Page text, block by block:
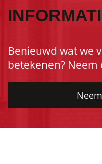
Benieuwd wat we
betekenen?